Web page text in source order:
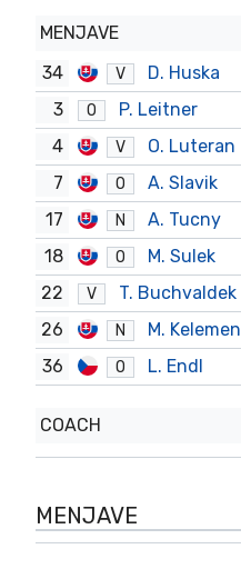
MENJAVE
34
V
D. Huska
3
O
P. Leitner
4
V O. Luteran
7 O
A. Slavik
17
N A. Tucny
18 O
M. Sulek
22
V
T. Buchvaldek
26
N M. Kelemen
36 O L. Endl
COACH
MENJAVE